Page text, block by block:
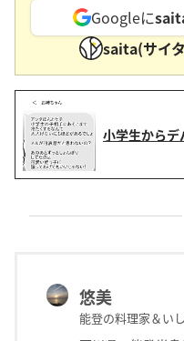
Googleに
saita(サイ
小学生から
悠美
能登の料理家＆い